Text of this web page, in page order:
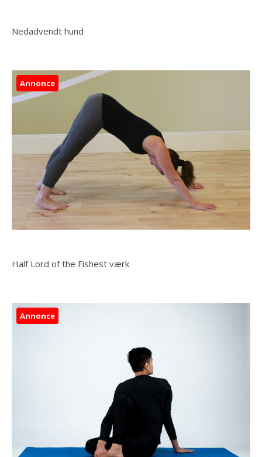
Nedadvendt hund
Annonce
Half Lord of the Fishest værk
Annonce